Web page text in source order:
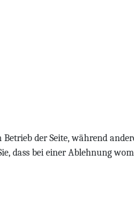
der Seite, während
dass bei einer Ablehnung